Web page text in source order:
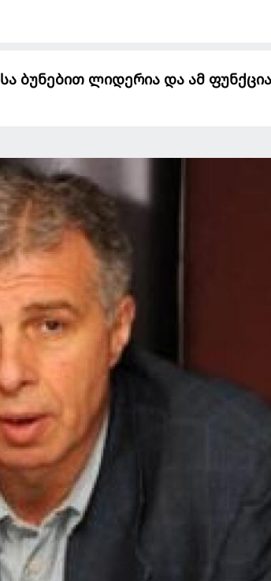
ბუნებით ლიდერია და ამ